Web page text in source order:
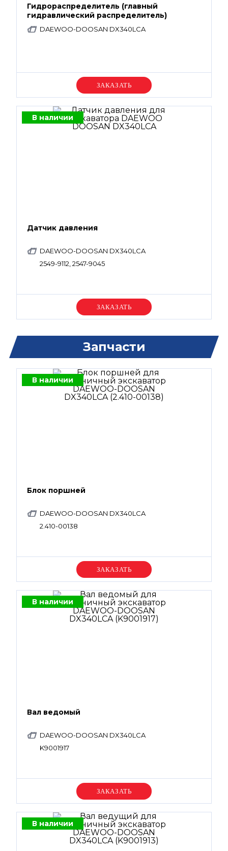
Гидрораспределитель (главный
гидравлический распределитель)
DAEWOO-DOOSAN DX340LCA
Уточняйте цену
В наличии
Датчик давления
DAEWOO-DOOSAN DX340LCA
2549-9112, 2547-9045
Уточняйте цену
Запчасти
В наличии
Блок поршней
DAEWOO-DOOSAN DX340LCA
2.410-00138
Уточняйте цену
В наличии
Вал ведомый
DAEWOO-DOOSAN DX340LCA
K9001917
Уточняйте цену
В наличии